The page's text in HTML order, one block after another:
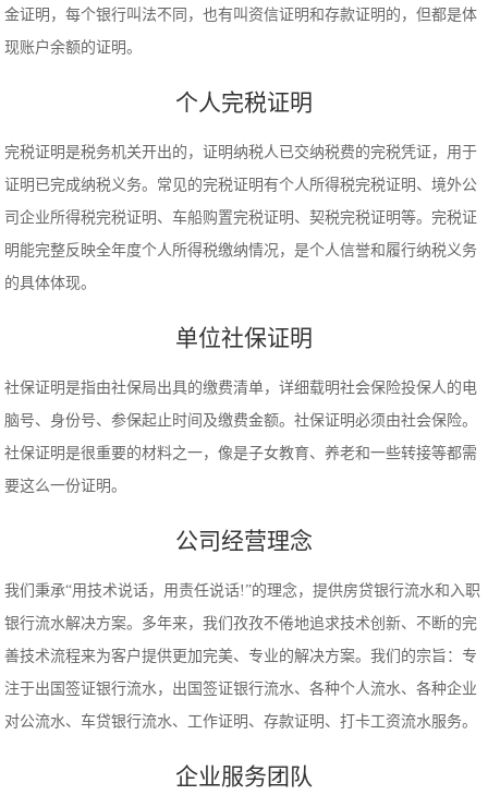
金证明，每个银行叫法不同，也有叫资信证明和存款证明的，但都是体
现账户余额的证明。
个人完税证明
完税证明是税务机关开出的，证明纳税人已交纳税费的完税凭证，用于
证明已完成纳税义务。常见的完税证明有个人所得税完税证明、境外公
司企业所得税完税证明、车船购置完税证明、契税完税证明等。完税证
明能完整反映全年度个人所得税缴纳情况，是个人信誉和履行纳税义务
的具体体现。
单位社保证明
社保证明是指由社保局出具的缴费清单，详细载明社会保险投保人的电
脑号、身份号、参保起止时间及缴费金额。社保证明必须由社会保险。
社保证明是很重要的材料之一，像是子女教育、养老和一些转接等都需
要这么一份证明。
公司经营理念
我们秉承“用技术说话，用责任说话!”的理念，提供房贷银行流水和入职
银行流水解决方案。多年来，我们孜孜不倦地追求技术创新、不断的完
善技术流程来为客户提供更加完美、专业的解决方案。我们的宗旨：专
注于出国签证银行流水，出国签证银行流水、各种个人流水、各种企业
对公流水、车贷银行流水、工作证明、存款证明、打卡工资流水服务。
企业服务团队